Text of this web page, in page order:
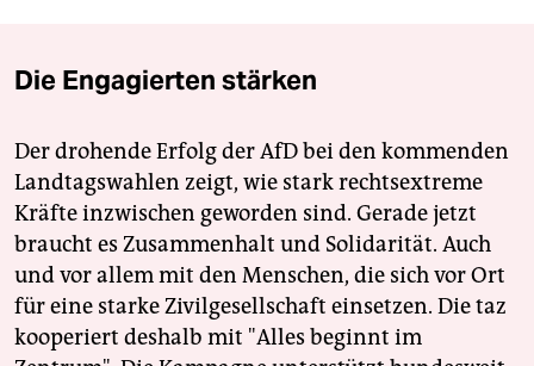
Die Engagierten stärken
Der drohende Erfolg der AfD bei den kommenden
Landtagswahlen zeigt, wie stark rechtsextreme
Kräfte inzwischen geworden sind. Gerade jetzt
braucht es Zusammenhalt und Solidarität. Auch
und vor allem mit den Menschen, die sich vor Ort
für eine starke Zivilgesellschaft einsetzen. Die taz
kooperiert deshalb mit "Alles beginnt im